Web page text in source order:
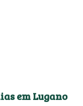
em Lugano